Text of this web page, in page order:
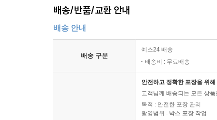
배송/반품/교환 안내
배송 안내
배송 구분
예스24 배송
배송비 : 무료배송
안전하고 정확한 포장을 위
고객님께 배송되는 모든 상
목적 : 안전한 포장 관리
촬영범위 : 박스 포장 작업